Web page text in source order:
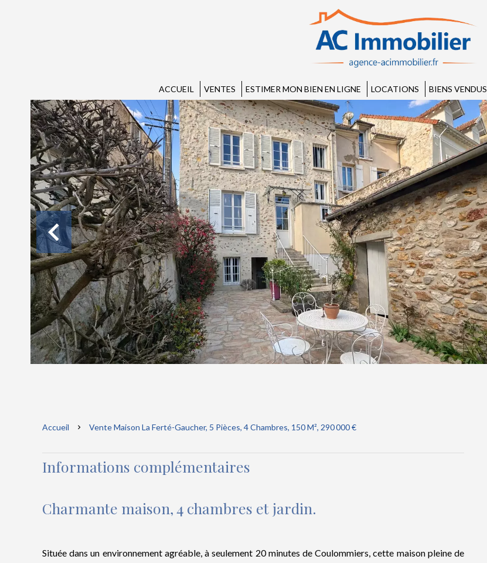
ACCUEIL VENTES ESTIMER MON BIEN EN LIGNE LOCATIONS BIENS VENDUS
Accueil Vente Maison La Ferté-Gaucher, 5 Pièces, 4 Chambres, 150 M², 290 000 €
Informations complémentaires
Charmante maison, 4 chambres et jardin.
Située dans un environnement agréable, à seulement 20 minutes de Coulommiers, cette maison pleine de